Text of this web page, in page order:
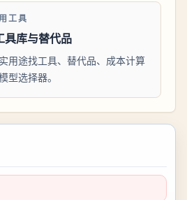
工具
具库与替代品
用途找工具、替代品、成本计算
型选择器。